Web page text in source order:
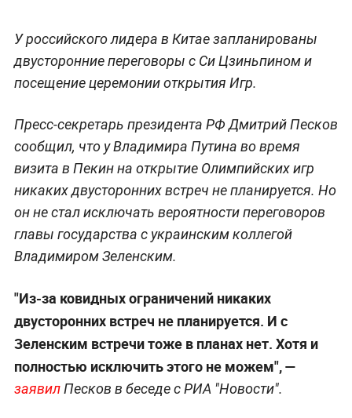
У российского лидера в Китае запланированы
двусторонние переговоры с Си Цзиньпином и
посещение церемонии открытия Игр.
Пресс-секретарь президента РФ Дмитрий Песков
сообщил, что у Владимира Путина во время
визита в Пекин на открытие Олимпийских игр
никаких двусторонних встреч не планируется. Но
он не стал исключать вероятности переговоров
главы государства с украинским коллегой
Владимиром Зеленским.
"Из-за ковидных ограничений никаких
двусторонних встреч не планируется. И с
Зеленским встречи тоже в планах нет. Хотя и
полностью исключить этого не можем", —
заявилПесков в беседе с РИА "Новости".